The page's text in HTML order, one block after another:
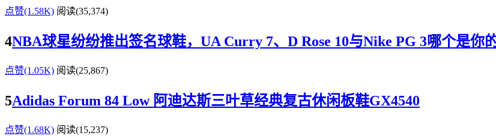
点赞(1.58K) 阅读(35,374)
4NBA球星纷纷推出签名球鞋，UA Curry 7、D Rose 10与Nike PG 3哪个是你
点赞(1.05K) 阅读(25,867)
5Adidas Forum 84 Low 阿迪达斯三叶草经典复古休闲板鞋GX4540
点赞(1.68K) 阅读(15,237)